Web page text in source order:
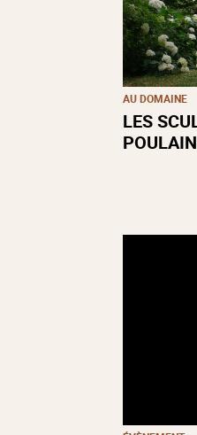
AU DOMAINE
LES